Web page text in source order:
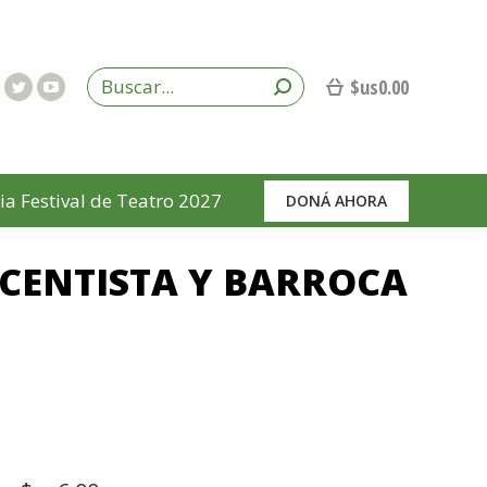
$us0.00
Festival de Teatro 2027 DONÁ AHORA
Y BARROCA